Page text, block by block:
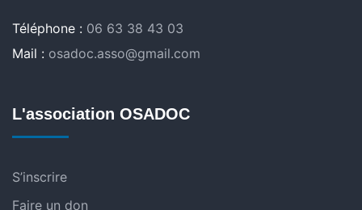
Téléphone : 06 63 38 43 03
Mail : osadoc.asso@gmail.com
L'association OSADOC
S’inscrire
Faire un don